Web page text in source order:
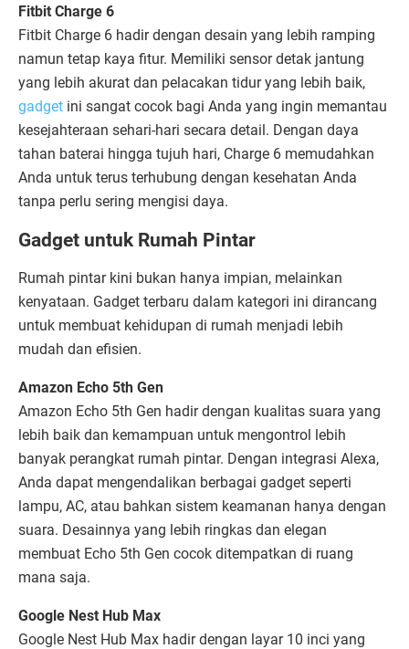
Fitbit Charge 6
Fitbit Charge 6 hadir dengan desain yang lebih ramping
namun tetap kaya fitur. Memiliki sensor detak jantung
yang lebih akurat dan pelacakan tidur yang lebih baik,
gadget ini sangat cocok bagi Anda yang ingin memantau
kesejahteraan sehari-hari secara detail. Dengan daya
tahan baterai hingga tujuh hari, Charge 6 memudahkan
Anda untuk terus terhubung dengan kesehatan Anda
tanpa perlu sering mengisi daya.
Gadget untuk Rumah Pintar
Rumah pintar kini bukan hanya impian, melainkan
kenyataan. Gadget terbaru dalam kategori ini dirancang
untuk membuat kehidupan di rumah menjadi lebih
mudah dan efisien.
Amazon Echo 5th Gen
Amazon Echo 5th Gen hadir dengan kualitas suara yang
lebih baik dan kemampuan untuk mengontrol lebih
banyak perangkat rumah pintar. Dengan integrasi Alexa,
Anda dapat mengendalikan berbagai gadget seperti
lampu, AC, atau bahkan sistem keamanan hanya dengan
suara. Desainnya yang lebih ringkas dan elegan
membuat Echo 5th Gen cocok ditempatkan di ruang
mana saja.
Google Nest Hub Max
Google Nest Hub Max hadir dengan layar 10 inci yang